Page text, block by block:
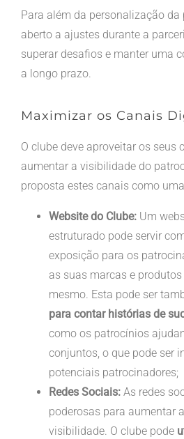
Para além da personalização da
aberto a ajustes durante a
superar desafios e manter uma
a longo prazo.
Maximizar os Canais
O clube deve aproveitar os seus
aumentar a visibilidade do
proposta estes canais como
Website do Clube: Um
estruturado pode servir
exposição para os
as suas marcas e
mesmo. Esta pode ser
para contar histórias de
como os patrocínios
conjuntos, o que pode ser
potenciais patrocinadores;
Redes Sociais:As redes
poderosas para aumentar
visibilidade. O clube pode